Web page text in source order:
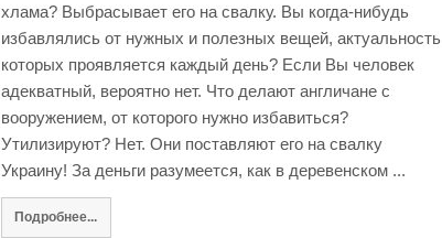
хлама? Выбрасывает его на свалку. Вы когда-нибудь
избавлялись от нужных и полезных вещей, актуальность
которых проявляется каждый день? Если Вы человек
адекватный, вероятно нет. Что делают англичане с
вооружением, от которого нужно избавиться?
Утилизируют? Нет. Они поставляют его на свалку
Украину! За деньги разумеется, как в деревенском ...
Подробнее...